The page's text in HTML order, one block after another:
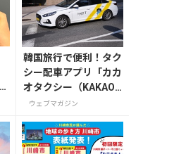
韓国旅行で便利！タク
シー配車アプリ「カカ
オタクシー（KAKAO
T）」の登録・利用方
ウェブマガジン